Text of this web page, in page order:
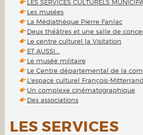
LES SERVICES CULTURELS
Les musées
La Médiathèque Pierre Fanlac
Deux théâtres et une salle de
Le centre culturel la Visitation
ET AUSSI...
Le musée militaire
Le Centre départemental de la
L'espace culturel François-Mitterrand
Un complexe cinématographique
Des associations
LES SERVICES